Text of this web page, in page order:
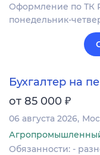
Оформление по ТК
понедельник-
Бухгалтер на
от 85 000 ₽
06 августа 2026
Обязанности: -